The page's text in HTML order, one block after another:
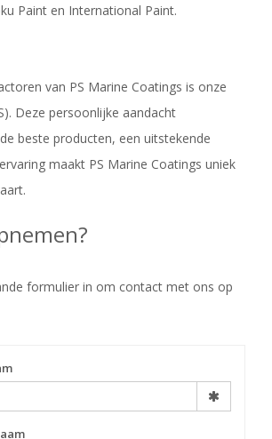
Paint en International Paint.
van PS Marine Coatings is onze
Deze persoonlijke aandacht
beste producten, een uitstekende
maakt PS Marine Coatings uniek
formulier in om contact met ons op